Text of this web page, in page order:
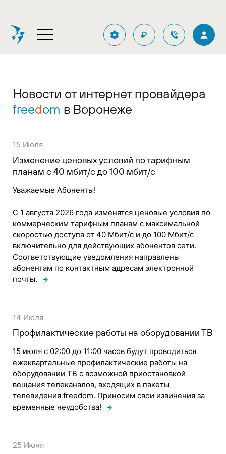
Новости от интернет провайдера
freedom в Воронеже
15 Июля
Изменение ценовых условий по тарифным
планам с 40 мбит/с до 100 мбит/с
Уважаемые Абоненты!
С 1 августа 2026 года изменятся ценовые условия по
коммерческим тарифным планам с максимальной
скоростью доступа от 40 Мбит/с и до 100 Мбит/с
включительно для действующих абонентов сети.
Соответствующие уведомления направлены
абонентам по контактным адресам электронной
почты.
14 Июля
Профилактические работы на оборудовании ТВ
15 июля с 02:00 до 11:00 часов будут проводиться
ежеквартальные профилактические работы на
оборудовании ТВ с возможной приостановкой
вещания телеканалов, входящих в пакеты
телевидения freedom. Приносим свои извинения за
временные неудобства!
25 Июня
₽